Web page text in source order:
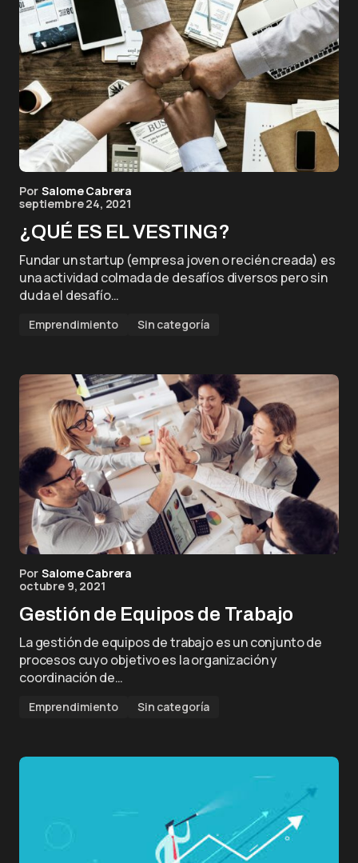
Por Salome Cabrera
septiembre 24, 2021
¿QUÉ ES EL VESTING?
Fundar un startup (empresa joven o recién creada) es
una actividad colmada de desafíos diversos pero sin
duda el desafío…
Emprendimiento Sin categoría
Por Salome Cabrera
octubre 9, 2021
Gestión de Equipos de Trabajo
La gestión de equipos de trabajo es un conjunto de
procesos cuyo objetivo es la organización y
coordinación de…
Emprendimiento Sin categoría